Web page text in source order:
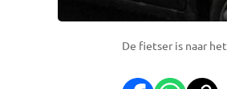
De fietser is naar